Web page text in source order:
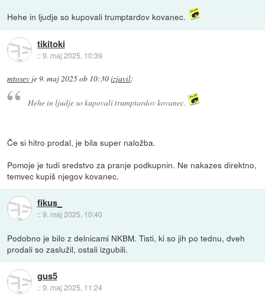
Hehe in ljudje so kupovali trumptardov kovanec.
tikitoki
::9. maj 2025, 10:39
mtosev je9. maj 2025 ob 10:30izjavil:
Hehe in ljudje so kupovali trumptardov kovanec.
Če si hitro prodal, je bila super naložba.
Pomoje je tudi sredstvo za pranje podkupnin. Ne nakazes direktno,
temvec kupiš njegov kovanec.
fikus_
::9. maj 2025, 10:40
Podobno je bilo z delnicami NKBM. Tisti, ki so jih po tednu, dveh
prodali so zaslužil, ostali izgubili.
gus5
::9. maj 2025, 11:24